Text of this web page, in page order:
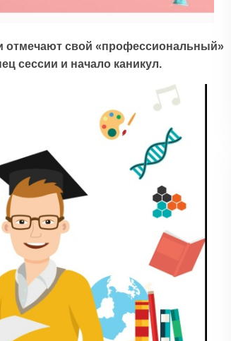
отмечают свой «профессиональный»
сессии и начало каникул.